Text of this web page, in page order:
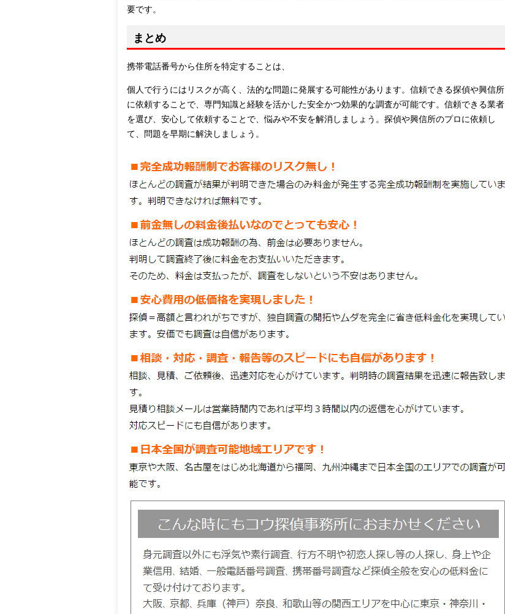
要です。
まとめ
携帯電話番号から住所を特定することは、
個人で行うにはリスクが高く、法的な問題に発展する可能性があります。信頼できる探偵や興信所
に依頼することで、専門知識と経験を活かした安全かつ効果的な調査が可能です。信頼できる業者
を選び、安心して依頼することで、悩みや不安を解消しましょう。探偵や興信所のプロに依頼し
て、問題を早期に解決しましょう。